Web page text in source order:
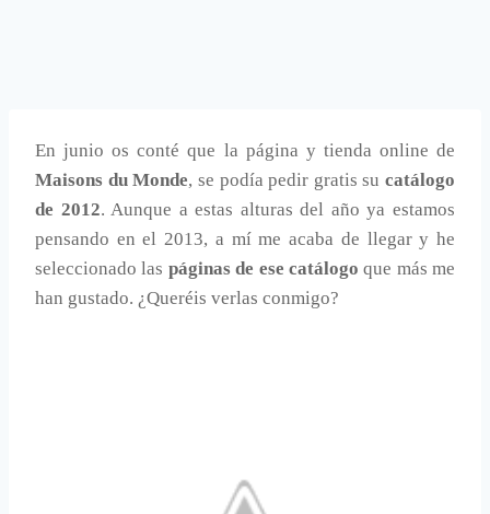
En junio os conté que la página y tienda online de
Maisons du Monde, se podía pedir gratis su catálogo
de 2012. Aunque a estas alturas del año ya estamos
pensando en el 2013, a mí me acaba de llegar y he
seleccionado las páginas de ese catálogo que más me
han gustado. ¿Queréis verlas conmigo?